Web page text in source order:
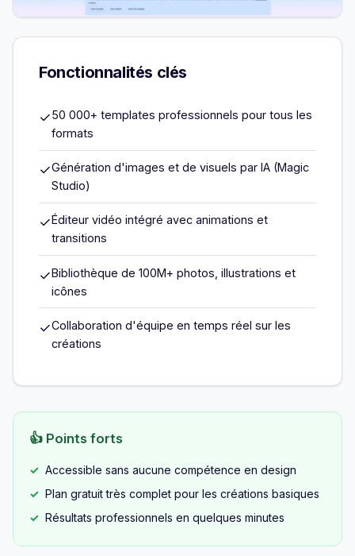
Fonctionnalités clés
✓50 000+ templates professionnels pour tous les
formats
✓Génération d'images et de visuels par IA (Magic
Studio)
✓ Éditeur vidéo intégré avec animations et
transitions
✓Bibliothèque de 100M+ photos, illustrations et
icônes
✓Collaboration d'équipe en temps réel sur les
créations
👍 Points forts
Accessible sans aucune compétence en design
Plan gratuit très complet pour les créations basiques
Résultats professionnels en quelques minutes